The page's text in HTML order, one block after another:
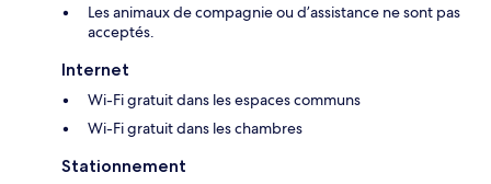
Les animaux de compagnie ou d’assistance ne sont pas
acceptés.
Internet
Wi-Fi gratuit dans les espaces communs
Wi-Fi gratuit dans les chambres
Stationnement